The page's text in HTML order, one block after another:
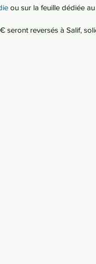
ou sur la feuille dédiée
seront reversés à Salif,